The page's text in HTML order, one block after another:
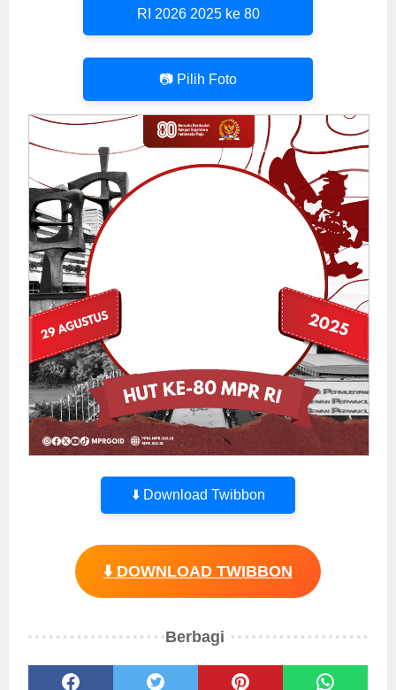
RI 2026 2025 ke 80
📷 Pilih Foto
⬇️ Download Twibbon
⬇️ DOWNLOAD TWIBBON
Berbagi